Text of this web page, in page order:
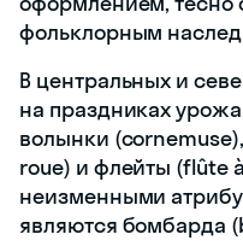
фольклорным
В центральных и
на праздниках
волынки
roue) и флейты (flûte
неизменными
являются бомбарда